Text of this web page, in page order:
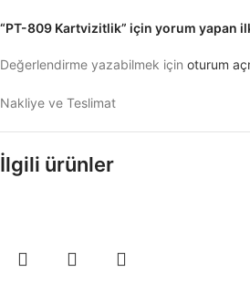
“PT-809 Kartvizitlik” için yorum yapan
Değerlendirme yazabilmek için oturum
Nakliye ve Teslimat
İlgili ürünler